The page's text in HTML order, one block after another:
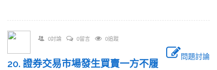
0討論 0留言 0追蹤
問題討論
20. 證券交易市場發生買賣一方不履